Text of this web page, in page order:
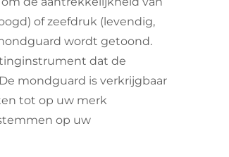
of zeefdruk (levendig,
wordt getoond.
dat de
mondguard is verkrijgbaar
tot op uw merk
op uw